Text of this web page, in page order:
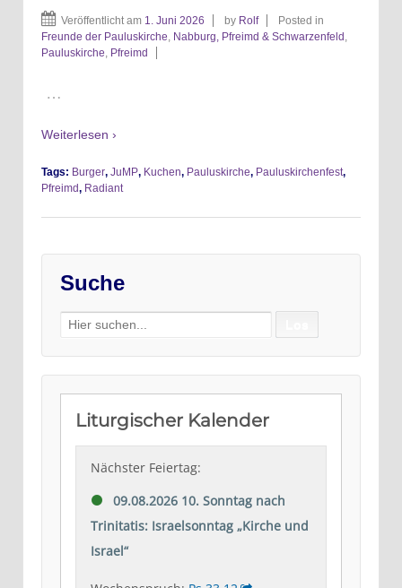
Veröffentlicht am 1. Juni 2026 by Rolf
Posted in
Freunde der Pauluskirche, Nabburg, Pfreimd & Schwarzenfeld ,
Pauluskirche, Pfreimd
…
Weiterlesen ›
Tags: Burger, JuMP, Kuchen, Pauluskirche, Pauluskirchenfest,
Pfreimd, Radiant
Suche
Search